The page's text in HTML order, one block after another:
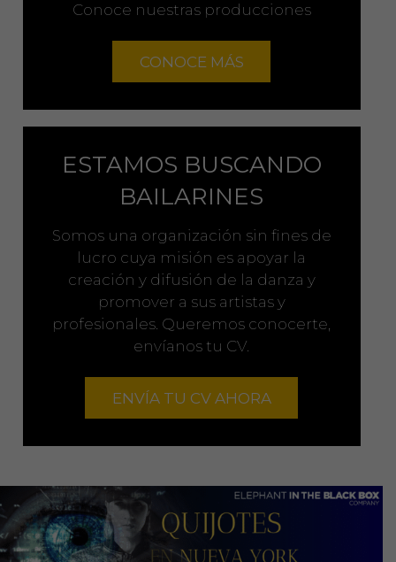
Conoce nuestras producciones
CONOCE MÁS
ESTAMOS BUSCANDO
BAILARINES
Somos una organización sin fines de
lucro cuya misión es apoyar la
creación y difusión de la danza y
promover a sus artistas y
profesionales. Queremos conocerte,
envíanos tu CV.
ENVÍA TU CV AHORA